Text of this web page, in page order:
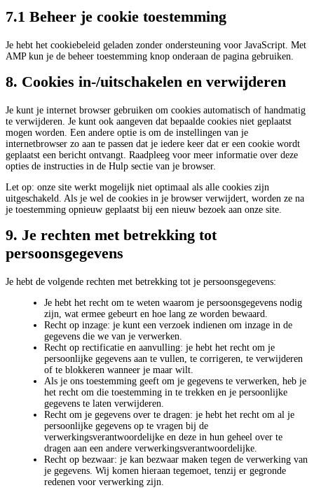
7.1 Beheer je cookie toestemming
Je hebt het cookiebeleid geladen zonder ondersteuning voor JavaScript. Met
AMP kun je de beheer toestemming knop onderaan de pagina gebruiken.
8. Cookies in-/uitschakelen en verwijderen
Je kunt je internet browser gebruiken om cookies automatisch of handmatig
te verwijderen. Je kunt ook aangeven dat bepaalde cookies niet geplaatst
mogen worden. Een andere optie is om de instellingen van je
internetbrowser zo aan te passen dat je iedere keer dat er een cookie wordt
geplaatst een bericht ontvangt. Raadpleeg voor meer informatie over deze
opties de instructies in de Hulp sectie van je browser.
Let op: onze site werkt mogelijk niet optimaal als alle cookies zijn
uitgeschakeld. Als je wel de cookies in je browser verwijdert, worden ze na
je toestemming opnieuw geplaatst bij een nieuw bezoek aan onze site.
9. Je rechten met betrekking tot
persoonsgegevens
Je hebt de volgende rechten met betrekking tot je persoonsgegevens:
Je hebt het recht om te weten waarom je persoonsgegevens nodig
zijn, wat ermee gebeurt en hoe lang ze worden bewaard.
Recht op inzage: je kunt een verzoek indienen om inzage in de
gegevens die we van je verwerken.
Recht op rectificatie en aanvulling: je hebt het recht om je
persoonlijke gegevens aan te vullen, te corrigeren, te verwijderen
of te blokkeren wanneer je maar wilt.
Als je ons toestemming geeft om je gegevens te verwerken, heb je
het recht om die toestemming in te trekken en je persoonlijke
gegevens te laten verwijderen.
Recht om je gegevens over te dragen: je hebt het recht om al je
persoonlijke gegevens op te vragen bij de
verwerkingsverantwoordelijke en deze in hun geheel over te
dragen aan een andere verwerkingsverantwoordelijke.
Recht op bezwaar: je kan bezwaar maken tegen de verwerking van
je gegevens. Wij komen hieraan tegemoet, tenzij er gegronde
redenen voor verwerking zijn.